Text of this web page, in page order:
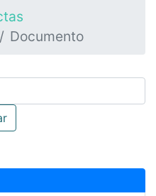
Documento